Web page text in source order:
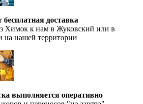
доставка
Химок к нам в Жуковский или в
на нашей территории
выполняется оперативно